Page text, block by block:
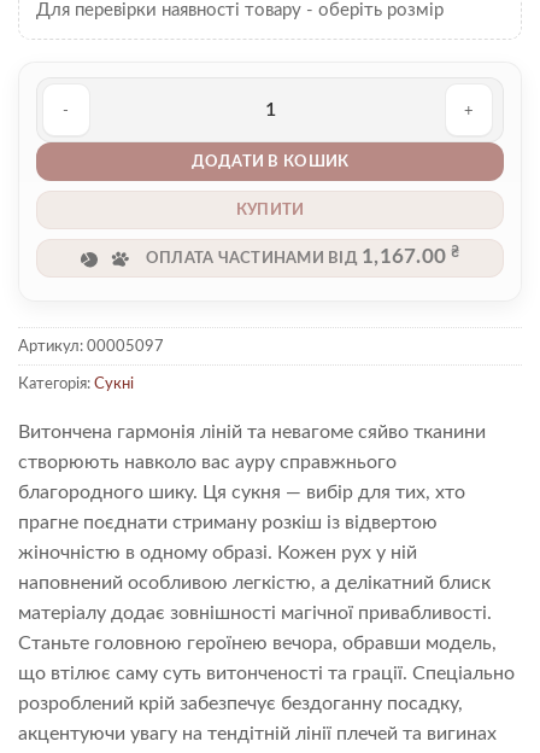
Для перевірки наявності товару - оберіть розмір
ДОДАТИ В КОШИК
КУПИТИ
ОПЛАТА ЧАСТИНАМИ ВІД 1,167.00₴
Артикул: 00005097
Категорія: Сукні
Витончена гармонія ліній та невагоме сяйво тканини
створюють навколо вас ауру справжнього
благородного шику. Ця сукня — вибір для тих, хто
прагне поєднати стриману розкіш із відвертою
жіночністю в одному образі. Кожен рух у ній
наповнений особливою легкістю, а делікатний блиск
матеріалу додає зовнішності магічної привабливості.
Станьте головною героїнею вечора, обравши модель,
що втілює саму суть витонченості та грації. Спеціально
розроблений крій забезпечує бездоганну посадку,
акцентуючи увагу на тендітній лінії плечей та вигинах